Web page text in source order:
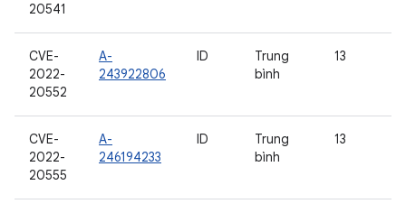
20541
CVE-
2022-
20552
A-
243922806
ID
Trung
bình
13
CVE-
2022-
20555
A-
246194233
ID
Trung
bình
13